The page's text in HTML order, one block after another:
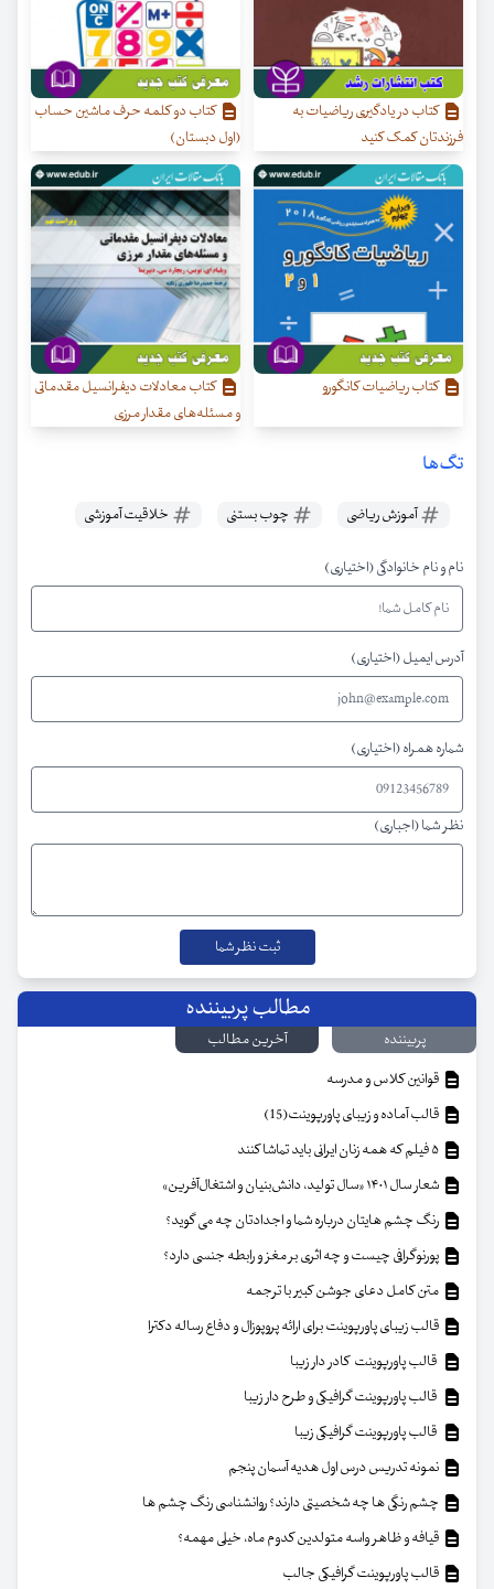
کتاب در یادگیری ریاضیات به
فرزندتان کمک کنید
کتاب دو کلمه حرف ماشین حساب
(اول دبستان)
کتاب ریاضیات کانگورو
کتاب معادلات دیفرانسیل مقدماتی
و مسئله‌های مقدار مرزی
تگ‌ها
آموزش ریاضی چوب بستنی خلاقیت آموزشی
نام و نام خانوادگی (اختیاری)
آدرس ایمیل (اختیاری)
شماره همراه (اختیاری)
نظر شما (اجباری)
مطالب پربیننده
پربیننده
آخرین مطالب
قوانین کلاس و مدرسه
قالب آماده و زیبای پاورپوینت(15)
شعار سال ۱۴۰۱ «سال تولید، دانش‌بنیان و اشتغال‌آفرین»
رنگ چشم هایتان درباره شما و اجدادتان چه می گوید؟
پورنوگرافی چیست و چه اثری بر مغز و رابطه جنسی دارد؟
متن کامل دعای جوشن کبیر با ترجمه
قالب زیبای پاورپوینت برای ارائه پروپوزال و دفاع رساله دکترا
قالب پاورپوینت کادر دار زیبا
قالب پاورپوینت گرافیکی و طرح دار زیبا
قالب پاورپوینت گرافیکی زیبا
نمونه تدریس درس اول هدیه آسمان پنجم
چشم رنگی ها چه شخصیتی دارند؟ روانشناسی رنگ چشم ها
قیافه و ظاهر واسه متولدین کدوم ماه، خیلی مهمه؟
قالب پاورپوینت گرافیکی جالب